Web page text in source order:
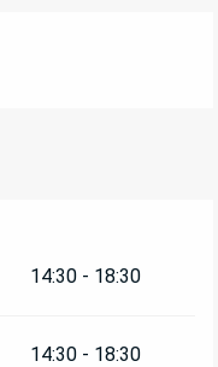
14:30 - 18:30
14:30 - 18:30